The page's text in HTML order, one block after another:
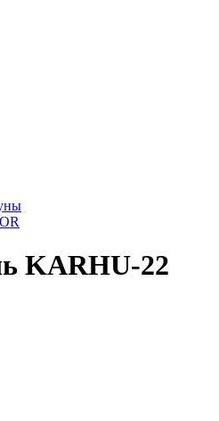
KARHU-22